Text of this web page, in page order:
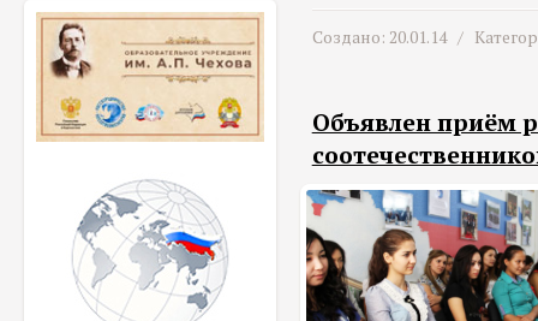
Создано: 20.01.14 /
Объявлен приём